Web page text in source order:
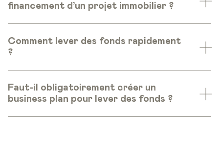
financement d’un projet immobilier ?
Comment lever des fonds rapidement
?
Faut-il obligatoirement créer un
business plan pour lever des fonds ?